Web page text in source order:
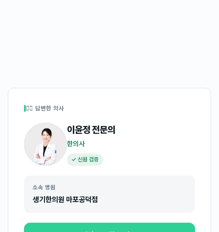
👩‍⚕️ 답변한 의사
이윤정전문의
한의사
✓ 신원 검증
소속 병원
생기한의원 마포공덕점